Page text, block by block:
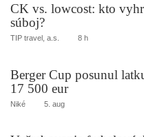
CK vs. lowcost: kto
súboj?
TIP travel, a.s. 8 h
Berger Cup posunul
17 500 eur
Niké 5. aug